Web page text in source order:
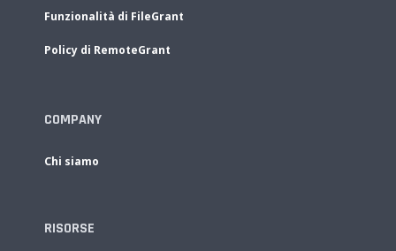
Funzionalità di FileGrant
Policy di RemoteGrant
COMPANY
Chi siamo
RISORSE